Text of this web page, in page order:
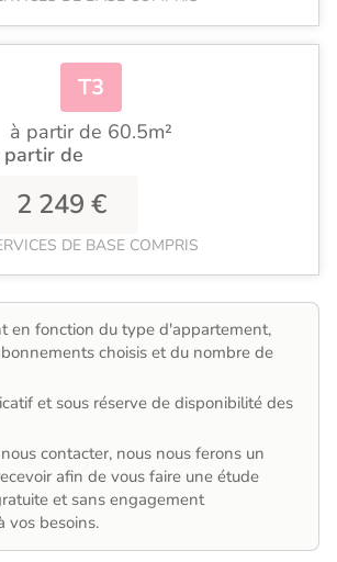
T3
à partir de 60.5m²
de
2 249 €
DE BASE COMPRIS
en fonction du type d'appartement,
choisis et du nombre de
et sous réserve de disponibilité des
contacter, nous nous ferons un
afin de vous faire une étude
et sans engagement
vos besoins.